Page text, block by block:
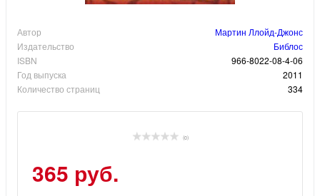
Автор
Мартин Ллойд-Джонс
Издательство
Библос
ISBN
966-8022-08-4-06
Год выпуска
2011
Количество страниц
334
(0)
365 руб.